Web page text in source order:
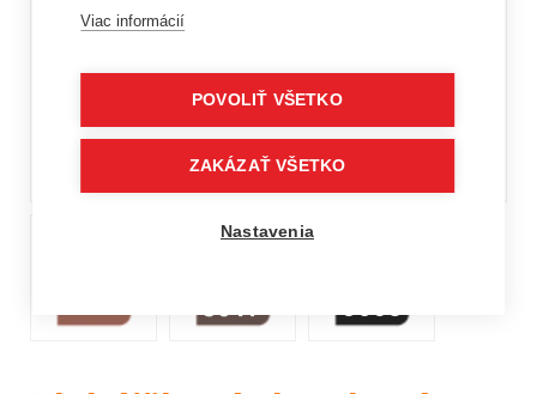
Viac informácií
POVOLIŤ VŠETKO
ZAKÁZAŤ VŠETKO
Nastavenia